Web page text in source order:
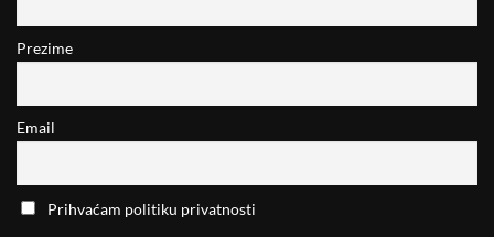
Prezime
Email
Prihvaćam politiku privatnosti